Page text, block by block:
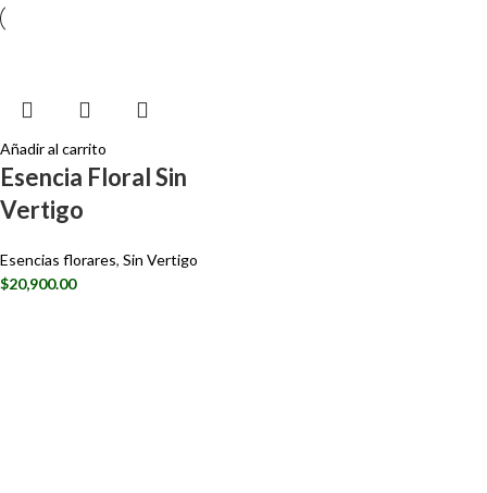
Añadir al carrito
Esencia Floral Sin
Vertigo
Esencias florares, Sin Vertigo
$20,900.00